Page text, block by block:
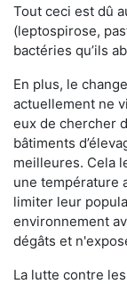
Tout ceci est dû
(leptospirose,
bactéries qu’ils
En plus, le
actuellement ne
eux de chercher
bâtiments
meilleures. Cela
une température
limiter leur
environnement
dégâts et
La lutte contre